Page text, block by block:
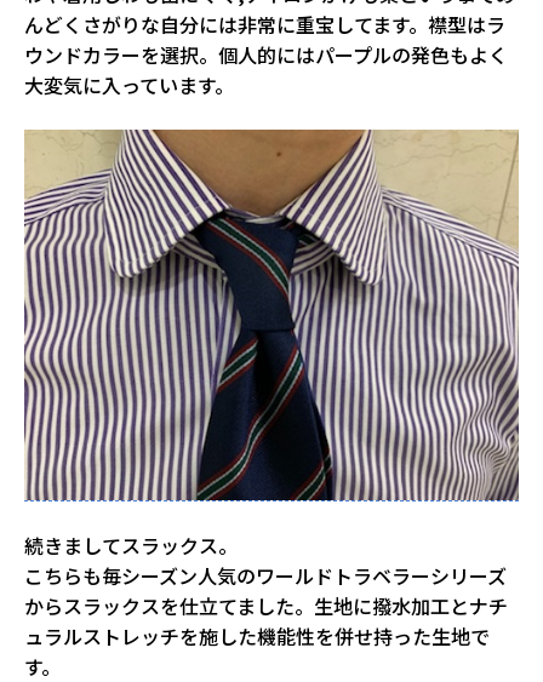
んどくさがりな自分には非常に重宝してます。襟型はラ
ウンドカラーを選択。個人的にはパープルの発色もよく
大変気に入っています。
続きましてスラックス。
こちらも毎シーズン人気のワールドトラベラーシリーズ
からスラックスを仕立てました。生地に撥水加工とナチ
ュラルストレッチを施した機能性を併せ持った生地で
す。